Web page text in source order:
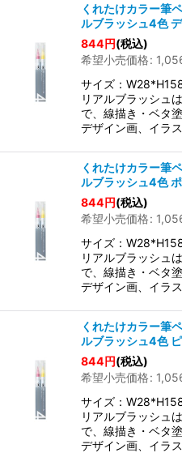
くれたけカラー筆
ルブラッシュ4色
844円(税込)
希望小売価格:
サイズ：
リアルブラッシュ
で、線描き・ベタ
デザイン画、イラ
くれたけカラー筆
ルブラッシュ4色
844円(税込)
希望小売価格:
サイズ：
リアルブラッシュ
で、線描き・ベタ
デザイン画、イラ
くれたけカラー筆
ルブラッシュ4色
844円(税込)
希望小売価格:
サイズ：
リアルブラッシュ
で、線描き・ベタ
デザイン画、イラ